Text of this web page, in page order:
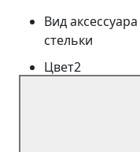
Вид аксессуара
стельки
Цвет2